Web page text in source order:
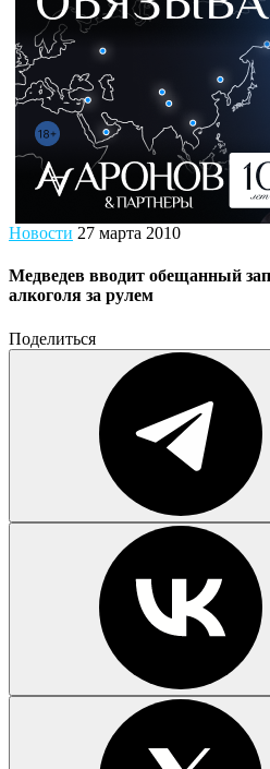
Новости 27 марта 2010
Медведев вводит обещанный
алкоголя за рулем
Поделиться